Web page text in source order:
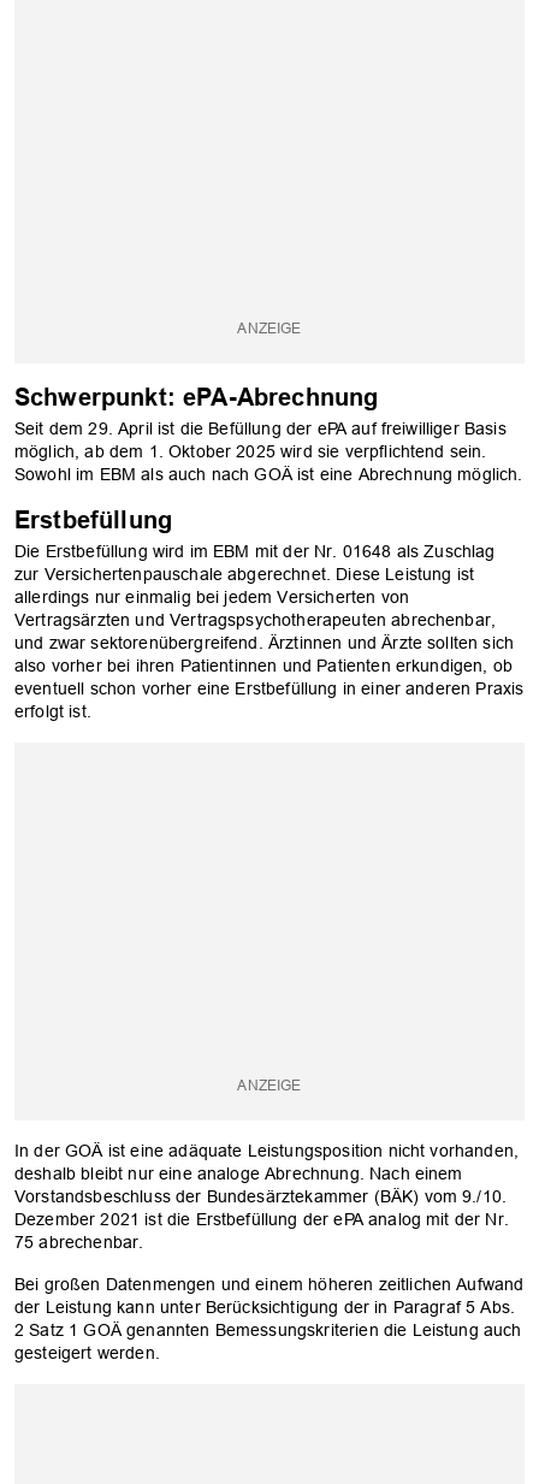
Schwerpunkt: ePA-Abrechnung
Seit dem 29. April ist die Befüllung der ePA auf freiwilliger Basis
möglich, ab dem 1. Oktober 2025 wird sie verpflichtend sein.
Sowohl im EBM als auch nach GOÄ ist eine Abrechnung möglich.
Erstbefüllung
Die Erstbefüllung wird im EBM mit der Nr. 01648 als Zuschlag
zur Versichertenpauschale abgerechnet. Diese Leistung ist
allerdings nur einmalig bei jedem Versicherten von
Vertragsärzten und Vertragspsychotherapeuten abrechenbar,
und zwar sektorenübergreifend. Ärztinnen und Ärzte sollten sich
also vorher bei ihren Patientinnen und Patienten erkundigen, ob
eventuell schon vorher eine Erstbefüllung in einer anderen Praxis
erfolgt ist.
In der GOÄ ist eine adäquate Leistungsposition nicht vorhanden,
deshalb bleibt nur eine analoge Abrechnung. Nach einem
Vorstandsbeschluss der Bundesärztekammer (BÄK) vom 9./10.
Dezember 2021 ist die Erstbefüllung der ePA analog mit der Nr.
75 abrechenbar.
Bei großen Datenmengen und einem höheren zeitlichen Aufwand
der Leistung kann unter Berücksichtigung der in Paragraf 5 Abs.
2 Satz 1 GOÄ genannten Bemessungskriterien die Leistung auch
gesteigert werden.